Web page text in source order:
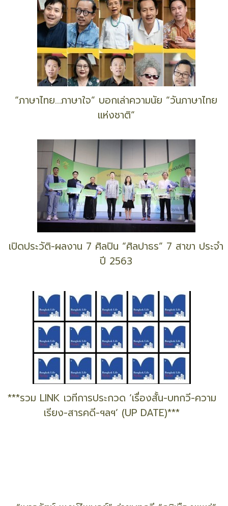
“ภาษาไทย...ภาษาใจ” บอกเล่าความนัย “วันภาษาไทย
แห่งชาติ”
เปิดประวัติ-ผลงาน 7 ศิลปิน “ศิลปาธร” 7 สาขา ประจำ
ปี 2563
***รวม LINK เวทีการประกวด ‘เรื่องสั้น-บทกวี-ความ
เรียง-สารคดี-ฯลฯ’ (UP DATE)***